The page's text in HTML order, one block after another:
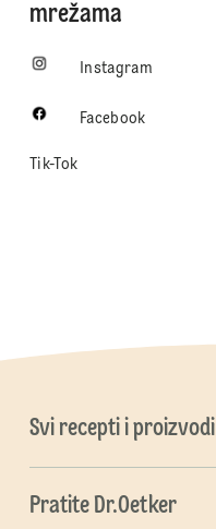
mrežama
Instagram
Facebook
Tik-Tok
Svi recepti i proizvodi
Pratite Dr.Oetker